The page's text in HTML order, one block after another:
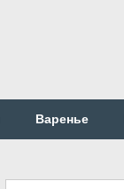
Варенье